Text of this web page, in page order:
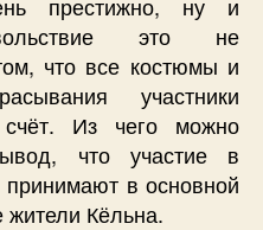
это не
что все костюмы и
участники
Из чего можно
что участие в
в основной
жители Кёльна.